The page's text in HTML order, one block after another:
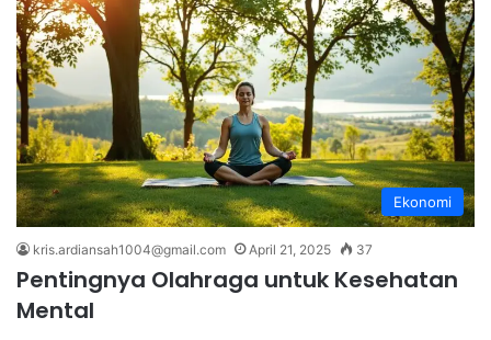
Ekonomi
kris.ardiansah1004@gmail.com April 21, 2025 37
Pentingnya Olahraga untuk Kesehatan
Mental